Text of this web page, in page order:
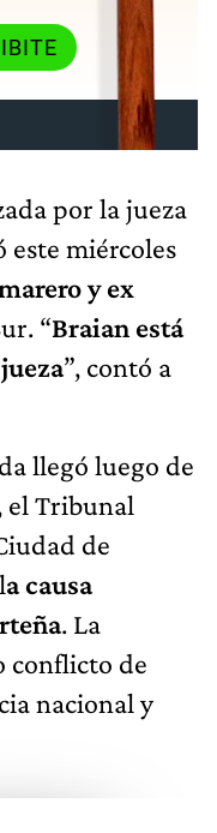
por la jueza
este miércoles
y ex
“Braian está
”, contó a
llegó luego de
el Tribunal
de
a causa
. La
conflicto de
nacional y